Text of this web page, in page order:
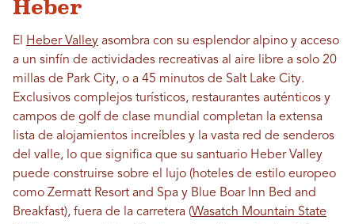
Heber
El Heber Valley asombra con su esplendor alpino y acceso
a un sinfín de actividades recreativas al aire libre a solo 20
millas de Park City, o a 45 minutos de Salt Lake City.
Exclusivos complejos turísticos, restaurantes auténticos y
campos de golf de clase mundial completan la extensa
lista de alojamientos increíbles y la vasta red de senderos
del valle, lo que significa que su santuario Heber Valley
puede construirse sobre el lujo (hoteles de estilo europeo
como Zermatt Resort and Spa y Blue Boar Inn Bed and
Breakfast), fuera de la carretera (Wasatch Mountain State